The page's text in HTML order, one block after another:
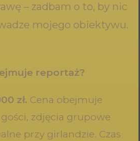
– zadbam o to, by nic
mojego obiektywu.
reportaż?
zł. Cena obejmuje
zdjęcia grupowe
przy girlandzie. Czas